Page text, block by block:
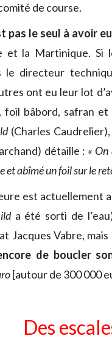
de course.
pas le seul à avoir
et la Martinique. Si
le directeur
ont eu leur lot
foil bâbord, safran
(Charles
détaille : «
et abîmé un foil sur le
est actuellement
a été sorti de
Jacques Vabre,
de boucler
[autour de 300 000
Des